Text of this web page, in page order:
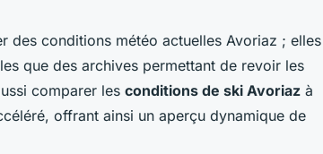
des conditions météo actuelles Avoriaz ; elles
que des archives permettant de revoir les
comparer les conditions de ski Avoriaz à
offrant ainsi un aperçu dynamique de